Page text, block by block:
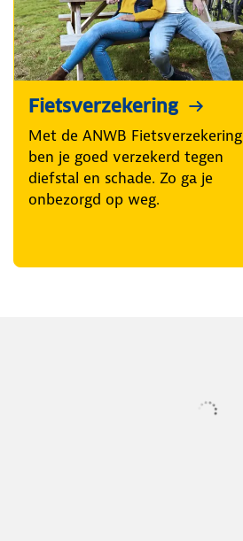
Fietsverzekering
Met de ANWB Fietsverzekering
ben je goed verzekerd tegen
diefstal en schade. Zo ga je
onbezorgd op weg.